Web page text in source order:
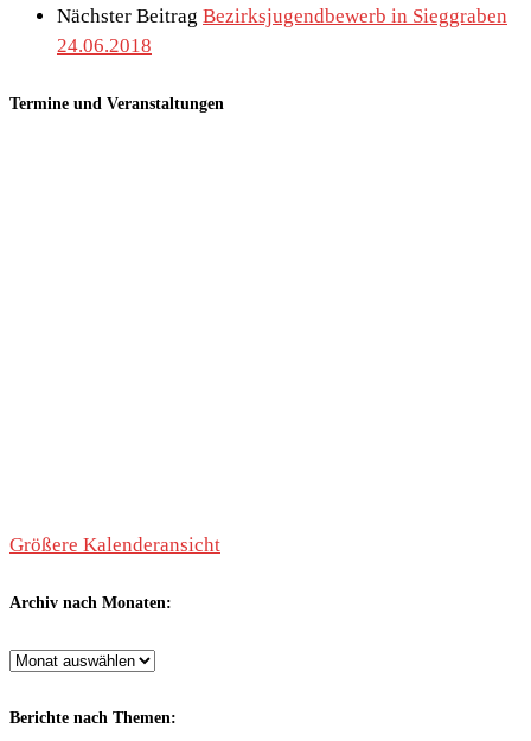
Nächster Beitrag Bezirksjugendbewerb in Sieggraben
24.06.2018
Termine und Veranstaltungen
Größere Kalenderansicht
Archiv nach Monaten:
Archiv
Monaten:
Berichte nach Themen: